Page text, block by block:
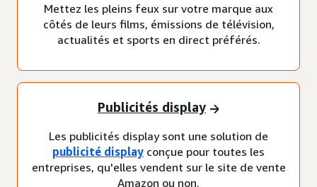
Mettez les pleins feux sur votre marque aux
côtés de leurs films, émissions de télévision,
actualités et sports en direct préférés.
Publicités display
Les publicités display sont une solution de
publicité display conçue pour toutes les
entreprises, qu'elles vendent sur le site de vente
Amazon ou non.